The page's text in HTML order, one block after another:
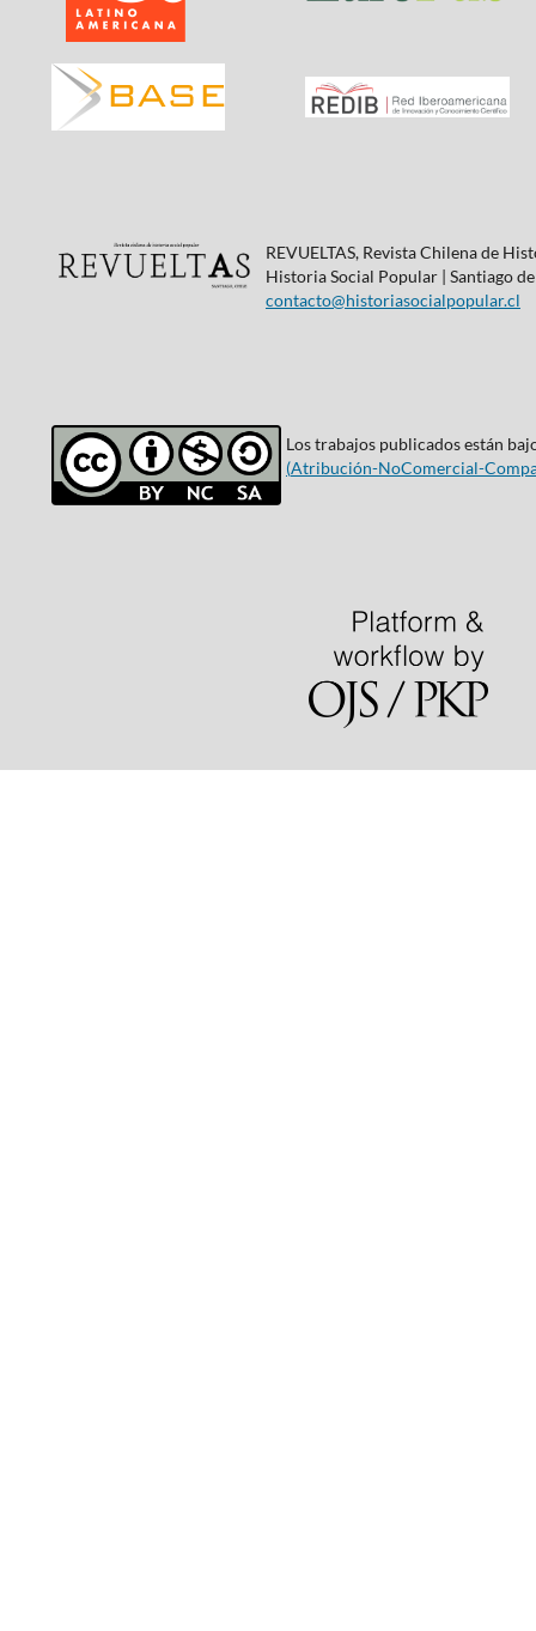
REVUELTAS, Revista Chilena de
Historia Social Popular | Santiago
contacto@historiasocialpopular.cl
Los trabajos publicados están
(Atribución-NoComercial-